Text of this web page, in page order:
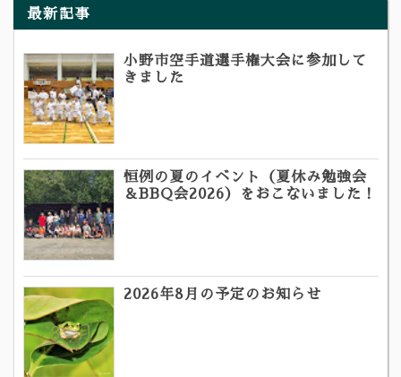
最新記事
小野市空手道選手権大会に参加して
きました
恒例の夏のイベント（夏休み勉強会
＆BBQ会2026）をおこないました！
2026年8月の予定のお知らせ